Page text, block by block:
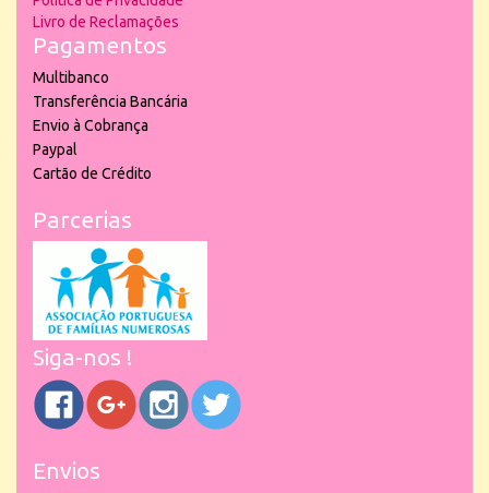
Livro de Reclamações
Pagamentos
Multibanco
Transferência Bancária
Envio à Cobrança
Paypal
Cartão de Crédito
Parcerias
Siga-nos !
Envios